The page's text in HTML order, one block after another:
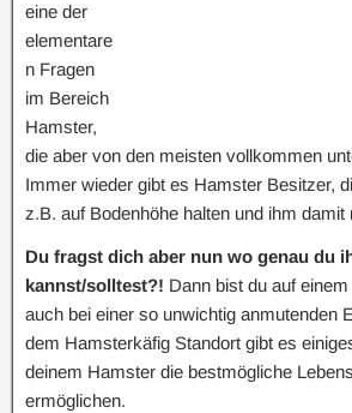
eine der
elementare
n Fragen
im Bereich
Hamster,
die aber von den meisten vollkommen
Immer wieder gibt es Hamster Besitzer,
z.B. auf Bodenhöhe halten und ihm damit
Du fragst dich aber nun wo genau du
kannst/solltest?! Dann bist du auf
auch bei einer so unwichtig anmutenden
dem Hamsterkäfig Standort gibt es
deinem Hamster die bestmögliche
ermöglichen.